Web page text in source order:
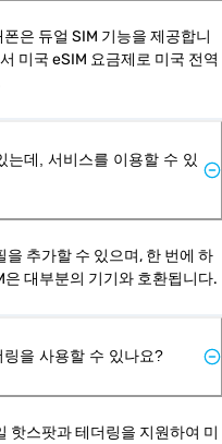
은 듀얼 SIM 기능을 제공합니
미국 eSIM 요금제로 미국 전역
는데, 서비스를 이용할 수 있
추가할 수 있으며, 한 번에 하
대부분의 기기와 호환됩니다.
을 사용할 수 있나요?
핫스팟과 테더링을 지원하여 미